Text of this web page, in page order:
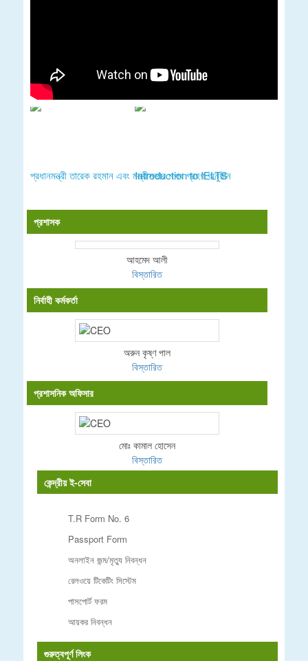
প্রধানমন্ত্রী তারেক রহমান এবং মন্ত্রীসভার শপথ গ্রহণ অনুষ্ঠান
Introduction to IELTS
প্রশাসক
আহমেদ আলী
বিস্তারিত
নির্বাহী কর্মকর্তা
অরুন কৃষ্ণ পাল
বিস্তারিত
প্রশাসনিক অফিসার
মোঃ কামাল হোসেন
বিস্তারিত
কেন্দ্রীয় ই-সেবা
T.R Form No. 6
Passport Form
অনলাইন জন্ম/মৃত্যু নিবন্ধন
রেলওয়ে টিকেটিং সিস্টেম
পাসপোর্ট ফরম
আয়কর নিবন্ধন
গুরুত্বপূর্ণ লিংক